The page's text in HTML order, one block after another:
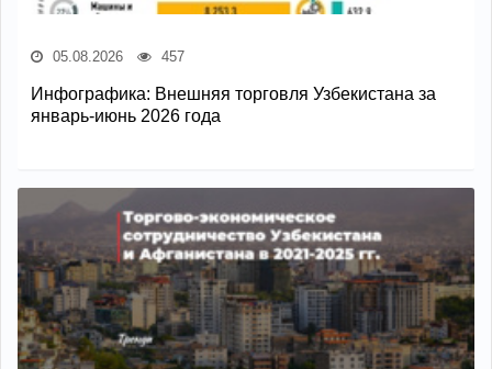
05.08.2026 457
Инфографика: Внешняя торговля Узбекистана за
январь-июнь 2026 года